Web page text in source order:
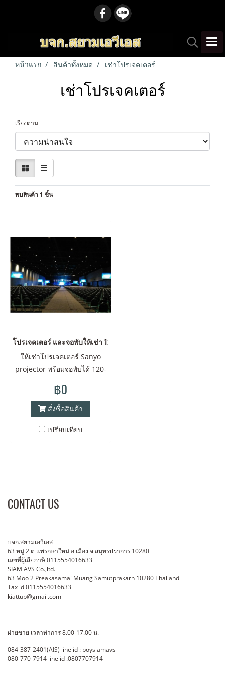
หน้าแรก สินค้าทั้งหมด เช่าโปรเจคเตอร์
เช่าโปรเจคเตอร์
เรียงตาม
พบสินค้า 1 ชิ้น
โปรเจคเตอร์ และจอพับให้เช่า 120-400 นิ้ว ฉายหน้า และ ฉายหลัง
ให้เช่าโปรเจคเตอร์ Sanyo
projector พร้อมจอพับได้ 120-
format 16:9 หรือ 4:3 หรือ ตาม
ขนาดลูกค้าต้องการ ขนาด
2200 ANSI Lumens + ขนาด
120 นิ้ว (1.8x2.40 เมตร) ค่า
นิ้ว(3.20x4.20 เมตร) ค่าเช่า
ฉายหลัง (จอแบบพับได้เนื้อจอ
นำเข้าจากต่างประเทศ) ขนาด
120 นิ้ว (1.8x2.40 เมตร)ไม่มี
รอยต่อ โครงพับ ค่า
เช่า call บาท/วัน ขนาด 150
วัน ขนาด 200 นิ้ว(3.20x4.20
เมตร) ไม่มีรอยต่อ โครงพับ ค่า
เช่า call บาท/วัน ขนาด 300
฿0
สั่งซื้อสินค้า
เปรียบเทียบ
CONTACT US
บจก.สยามเอวีเอส
63 หมู่ 2 ต แพรกษาใหม่ อ เมือง จ สมุทรปราการ 10280
เลขที่ผู้เสียภาษี 0115554016633
SIAM AVS Co.,ltd.
63 Moo 2 Preakasamai Muang Samutprakarn 10280 Thailand
Tax id 0115554016633
kiattub@gmail.com
ฝ่ายขาย เวลาทำการ 8.00-17.00 น.
084-387-2401(AIS) line id : boysiamavs
080-770-7914 line id :0807707914